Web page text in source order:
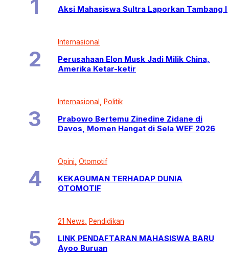
Aksi Mahasiswa Sultra Laporkan Tambang
Internasional
Perusahaan Elon Musk Jadi Milik China,
Amerika Ketar-ketir
Internasional Politik
Prabowo Bertemu Zinedine Zidane di
Davos, Momen Hangat di Sela WEF 2026
Opini Otomotif
KEKAGUMAN TERHADAP DUNIA
OTOMOTIF
21 News Pendidikan
LINK PENDAFTARAN MAHASISWA BARU
Ayoo Buruan